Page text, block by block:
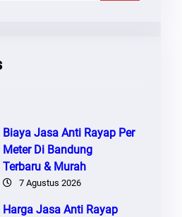
Biaya Jasa Anti Rayap Per
Meter Di Bandung
Terbaru & Murah
7 Agustus 2026
Harga Jasa Anti Rayap